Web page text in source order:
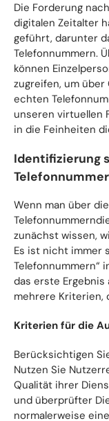
Die Forderung
digitalen Zeitalter
geführt, darunter
Telefonnummern.
können
zugreifen, um über
echten
unseren virtuellen
in die Feinheiten
Identifizierung
Wenn man über
zunächst wissen,
Es ist nicht immer
Telefonnummern“
das erste Ergebnis
mehrere Kriterien,
Kriterien für die
Berücksichtigen
Nutzen Sie
Qualität ihrer
und überprüfter
normalerweise